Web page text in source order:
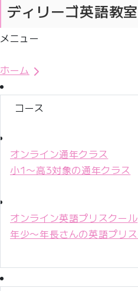
ディリーゴ英語教室
メニュー
ホーム
コース
オンライン通年クラス
小1〜高3対象の通年クラス
オンライン英語プリスクール
年少〜年長さんの英語プリ